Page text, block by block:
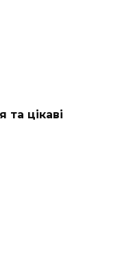
та цікаві